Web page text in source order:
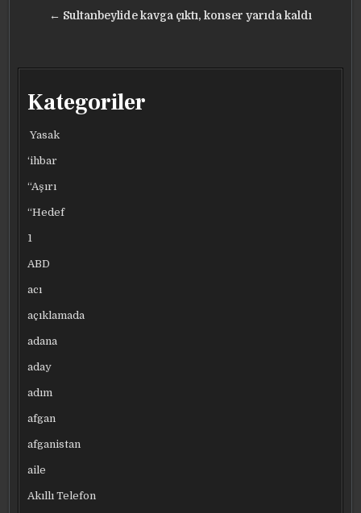
gezinmesi
← Sultanbeylide kavga çıktı, konser yarıda kaldı
Kategoriler
Yasak
‘ihbar
“Aşırı
“Hedef
1
ABD
acı
açıklamada
adana
aday
adım
afgan
afganistan
aile
Akıllı Telefon